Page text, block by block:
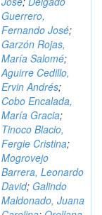
Guerrero,
Fernando José;
Garzón Rojas,
María Salomé;
Aguirre Cedillo,
Ervin Andrés;
Cobo Encalada,
María Gracia;
Tinoco Blacio,
Fergie Cristina;
Mogrovejo
Barrera, Leonardo
David; Galindo
Maldonado, Juana